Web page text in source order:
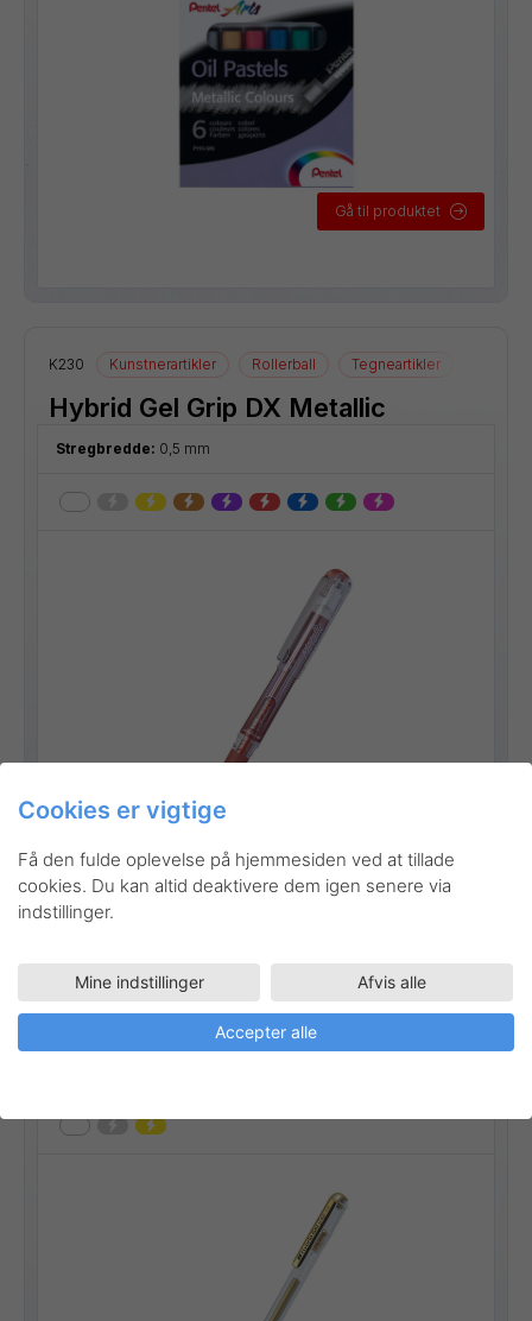
Gå til produktet
K230 Kunstnerartikler Rollerball Tegneartikler
Hybrid Gel Grip DX Metallic
Stregbredde: 0,5 mm
K118M Kunstnerartikler
Hybrid Gel Grip
Cookies er vigtige
Få den fulde oplevelse på hjemmesiden ved at tillade
cookies. Du kan altid deaktivere dem igen senere via
indstillinger.
Mine indstillinger Afvis alle
Accepter alle